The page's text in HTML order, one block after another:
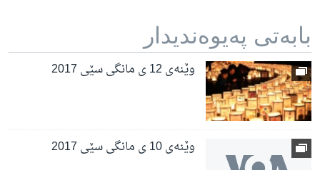
بابه‌تی په‌یوه‌ندیدار
وێنەی 12 ی مانگی سێی 2017
وێنەی 10 ی مانگی سێی 2017